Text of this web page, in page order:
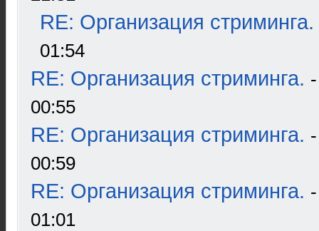
RE: Организация стриминга.
01:54
RE: Организация стриминга.
00:55
RE: Организация стриминга.
00:59
RE: Организация стриминга.
01:01